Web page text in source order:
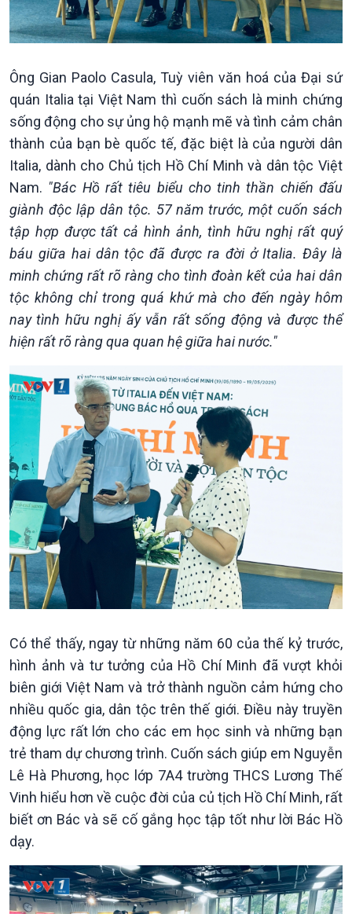
Xã hội
Tin Đời sống & Xã hội
360 độ Sức khỏe
Chuyển đổi Xanh
Tài nguyên và Môi trường
Chuyên gia của bạn
Bước chân đến trường
Khoa học & Công nghệ
Tin Khoa học & Công nghệ
Kết nối công nghệ
Sống chung với biến đổi
khí hậu
Văn hoá & Du lịch
Tin Văn hoá & Du lịch
Chát với người nổi tiếng
Câu chuyện Thể thao
Multimedia
Ảnh
Video
Infographic
E-Magazine
Ông Gian Paolo Casula, Tuỳ viên văn hoá của Đại sứ
quán Italia tại Việt Nam thì cuốn sách là minh chứng
sống động cho sự ủng hộ mạnh mẽ và tình cảm chân
thành của bạn bè quốc tế, đặc biệt là của người dân
Italia, dành cho Chủ tịch Hồ Chí Minh và dân tộc Việt
Nam. "Bác Hồ rất tiêu biểu cho tinh thần chiến đấu
giành độc lập dân tộc. 57 năm trước, một cuốn sách
tập hợp được tất cả hình ảnh, tình hữu nghị rất quý
báu giữa hai dân tộc đã được ra đời ở Italia. Đây là
minh chứng rất rõ ràng cho tình đoàn kết của hai dân
tộc không chỉ trong quá khứ mà cho đến ngày hôm
nay tình hữu nghị ấy vẫn rất sống động và được thể
hiện rất rõ ràng qua quan hệ giữa hai nước."
Có thể thấy, ngay từ những năm 60 của thế kỷ trước,
hình ảnh và tư tưởng của Hồ Chí Minh đã vượt khỏi
biên giới Việt Nam và trở thành nguồn cảm hứng cho
nhiều quốc gia, dân tộc trên thế giới. Điều này truyền
động lực rất lớn cho các em học sinh và những bạn
trẻ tham dự chương trình. Cuốn sách giúp em Nguyễn
Lê Hà Phương, học lớp 7A4 trường THCS Lương Thế
Vinh hiểu hơn về cuộc đời của củ tịch Hồ Chí Minh, rất
biết ơn Bác và sẽ cố gắng học tập tốt như lời Bác Hồ
dạy.